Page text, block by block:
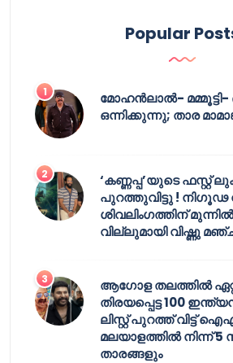
Popular
മോഹൻലാൽ- മമ്മൂട്ടി-
ഒന്നിക്കുന്നു; താര
‘കണ്ണപ്പ’യുടെ ഫസ്റ്റ്
പുറത്തുവിട്ടു ! നിഗൂഢ
ശിവലിംഗത്തിന്
വില്ലുമായി വിഷ്ണു
ആഗോള തലത്തിൽ
തിരയപ്പെട്ട 100
ലിസ്റ്റ് പുറത്ത് വിട്ട്
മലയാളത്തിൽ നിന്ന് 5
താരങ്ങളും